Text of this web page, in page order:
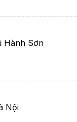
Hành Sơn
Nội